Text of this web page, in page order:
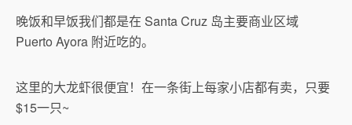
晚饭和早饭我们都是在 Santa Cruz 岛主要商业区域
Puerto Ayora 附近吃的。
这里的大龙虾很便宜！在一条街上每家小店都有卖，只要
$15一只~